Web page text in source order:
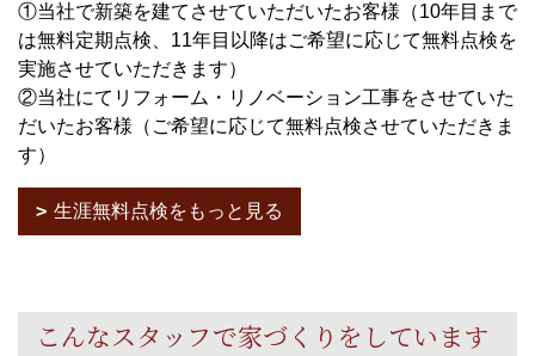
①当社で新築を建てさせていただいたお客様（10年目まで
は無料定期点検、11年目以降はご希望に応じて無料点検を
実施させていただきます）
②当社にてリフォーム・リノベーション工事をさせていた
だいたお客様（ご希望に応じて無料点検させていただきま
す）
生涯無料点検をもっと見る
こんなスタッフで家づくりをしています